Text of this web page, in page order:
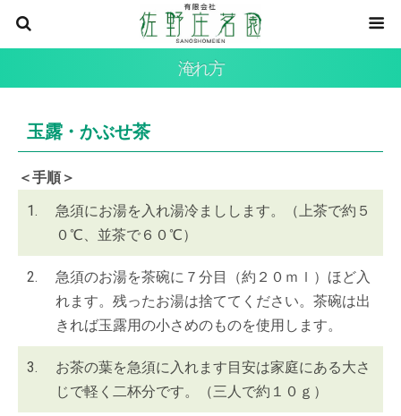
淹れ方
玉露・かぶせ茶
＜手順＞
1.
急須にお湯を入れ湯冷ましします。（上茶で約５
０℃、並茶で６０℃）
2.
急須のお湯を茶碗に７分目（約２０ｍｌ）ほど入
れます。残ったお湯は捨ててください。茶碗は出
きれば玉露用の小さめのものを使用します。
3.
お茶の葉を急須に入れます目安は家庭にある大さ
じで軽く二杯分です。（三人で約１０ｇ）